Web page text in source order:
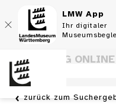
LMW App
Ihr digitaler
SAMMLUNG
WÜRTTEMBERG
zurück zum